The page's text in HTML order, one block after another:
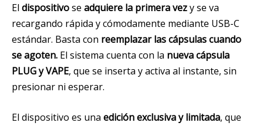
El dispositivose adquiere la primera vezy se va
recargando rápida y cómodamente mediante USB-C
estándar. Basta con reemplazar las cápsulas cuando
se agoten. El sistema cuenta con la nueva cápsula
PLUG y VAPE, que se inserta y activa al instante, sin
presionar ni esperar.
El dispositivo es una edición exclusiva y limitada, que